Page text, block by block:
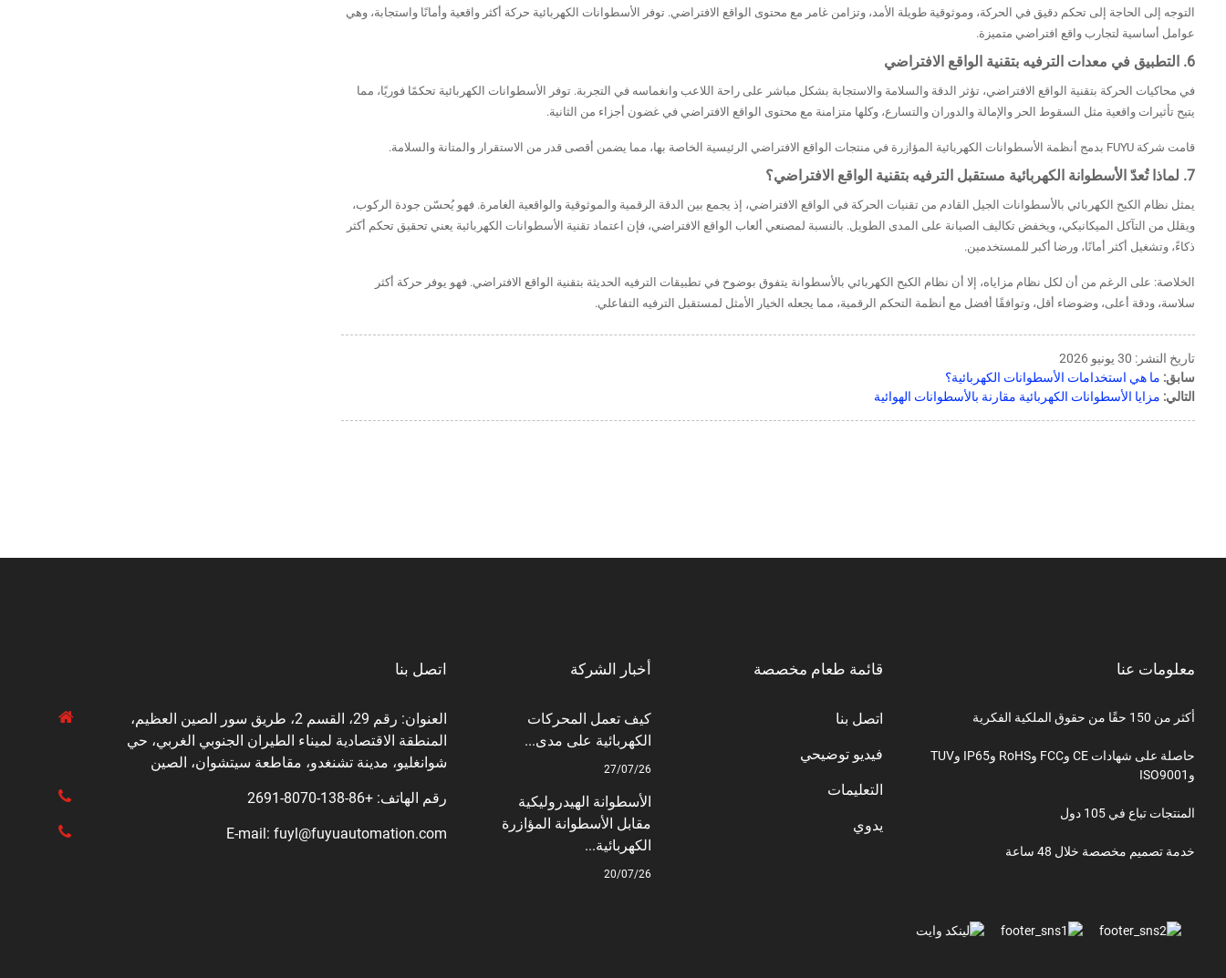
التوجه إلى الحاجة إلى تحكم دقيق في الحركة، وموثوقية طويلة الأمد، وتزامن غامر مع محتوى الواقع الافتراضي. توفر الأسطوانات الكهربائية حركة أكثر واقعية وأمانًا واستجابة، وهي
عوامل أساسية لتجارب واقع افتراضي متميزة.
6. التطبيق في معدات الترفيه بتقنية الواقع الافتراضي
في محاكيات الحركة بتقنية الواقع الافتراضي، تؤثر الدقة والسلامة والاستجابة بشكل مباشر على راحة اللاعب وانغماسه في التجربة. توفر الأسطوانات الكهربائية تحكمًا فوريًا، مما
يتيح تأثيرات واقعية مثل السقوط الحر والإمالة والدوران والتسارع، وكلها متزامنة مع محتوى الواقع الافتراضي في غضون أجزاء من الثانية.
قامت شركة FUYU بدمج أنظمة الأسطوانات الكهربائية المؤازرة في منتجات الواقع الافتراضي الرئيسية الخاصة بها، مما يضمن أقصى قدر من الاستقرار والمتانة والسلامة.
7. لماذا تُعدّ الأسطوانة الكهربائية مستقبل الترفيه بتقنية الواقع الافتراضي؟
يمثل نظام الكبح الكهربائي بالأسطوانات الجيل القادم من تقنيات الحركة في الواقع الافتراضي، إذ يجمع بين الدقة الرقمية والموثوقية والواقعية الغامرة. فهو يُحسّن جودة الركوب،
ويقلل من التآكل الميكانيكي، ويخفض تكاليف الصيانة على المدى الطويل. بالنسبة لمصنعي ألعاب الواقع الافتراضي، فإن اعتماد تقنية الأسطوانات الكهربائية يعني تحقيق تحكم أكثر
ذكاءً، وتشغيل أكثر أمانًا، ورضا أكبر للمستخدمين.
الخلاصة: على الرغم من أن لكل نظام مزاياه، إلا أن نظام الكبح الكهربائي بالأسطوانة يتفوق بوضوح في تطبيقات الترفيه الحديثة بتقنية الواقع الافتراضي. فهو يوفر حركة أكثر
سلاسة، ودقة أعلى، وضوضاء أقل، وتوافقًا أفضل مع أنظمة التحكم الرقمية، مما يجعله الخيار الأمثل لمستقبل الترفيه التفاعلي.
تاريخ النشر: 30 يونيو 2026
سابق: ما هي استخدامات الأسطوانات الكهربائية؟
التالي: مزايا الأسطوانات الكهربائية مقارنة بالأسطوانات الهوائية
معلومات عنا
أكثر من 150 حقًا من حقوق الملكية الفكرية
حاصلة على شهادات CE وFCC وRoHS وIP65 وTUV
وISO9001
المنتجات تباع في 105 دول
خدمة تصميم مخصصة خلال 48 ساعة
قائمة طعام مخصصة
اتصل بنا
فيديو توضيحي
التعليمات
يدوي
أخبار الشركة
كيف تعمل المحركات
الكهربائية على مدى...
27/07/26
الأسطوانة الهيدروليكية
مقابل الأسطوانة المؤازرة
الكهربائية...
20/07/26
اتصل بنا
العنوان: رقم 29، القسم 2، طريق سور الصين العظيم،
المنطقة الاقتصادية لميناء الطيران الجنوبي الغربي، حي
شوانغليو، مدينة تشنغدو، مقاطعة سيتشوان، الصين
رقم الهاتف: +86-138-8070-2691
E-mail: fuyl@fuyuautomation.com